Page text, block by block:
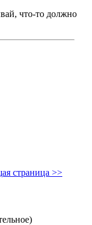
что-то должно
страница >>